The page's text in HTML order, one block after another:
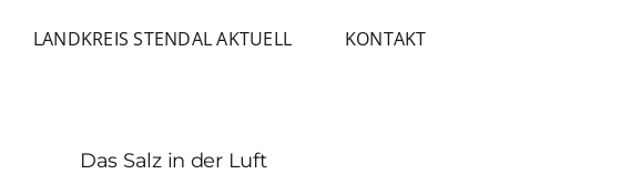
LANDKREIS STENDAL AKTUELL KONTAKT
Das Salz in der Luft